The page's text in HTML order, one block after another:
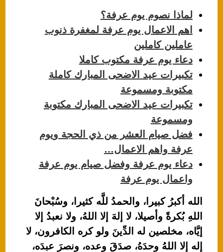
لماذا نصوم يوم عرفة؟
اهم الاعمال يوم عرفة لمغفرة ذنوب
عاملين كاملين
دعاء يوم عرفة مكتوب كاملا
تكبيرات عيد الاضحى المبارك كاملة
مكتوبة ومسموعة
تكبيرات عيد الاضحى المبارك مكتوبة
ومسموعة
فضل صيام العشر من ذي الحجة ويوم
عرفة واهم الاعمال…
دعاء يوم عرفة وفضل صيام يوم عرفة
واعمال يوم عرفة
الله أكبرُ كبيرا، والحمدُ للَّه كثيرا، وسُبْحانَ
اللهِ بُكرةً وأصيلا، لا إلهَ إلا اللهُ، ولا نعبدُ إلا
إيَّاه، مخلصين له الدِّينَ ولو كره الكافرون، لا
إله إلا اللهُ وحدَهُ، صدَقَ وعده، ونصرَ عبدَه،